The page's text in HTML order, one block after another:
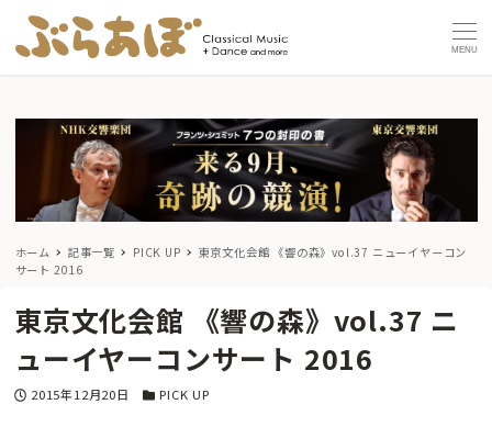
MENU
ホーム 記事一覧 PICK UP
東京文化会館 《響の森》vol.37 ニューイヤーコン
サート 2016
東京文化会館 《響の森》vol.37 ニ
ューイヤーコンサート 2016
投稿日
2015年12月20日 カテゴリー
PICK UP